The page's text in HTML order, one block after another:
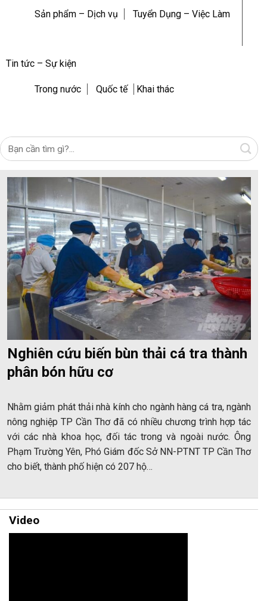
Sản phẩm – Dịch vụ Tuyển Dụng – Việc Làm
Tin tức – Sự kiện
Trong nước Quốc tế Khai thác
Nghiên cứu biến bùn thải cá tra thành
phân bón hữu cơ
Nhằm giảm phát thải nhà kính cho ngành hàng cá tra, ngành
nông nghiệp TP Cần Thơ đã có nhiều chương trình hợp tác
với các nhà khoa học, đối tác trong và ngoài nước. Ông
Phạm Trường Yên, Phó Giám đốc Sở NN-PTNT TP Cần Thơ
cho biết, thành phố hiện có 207 hộ…
Video